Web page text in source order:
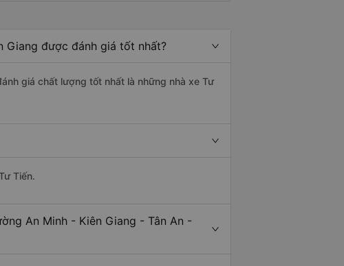
Giang được đánh giá tốt nhất?
giá chất lượng tốt nhất là những nhà xe Tư
Tiến.
An Minh - Kiên Giang - Tân An -